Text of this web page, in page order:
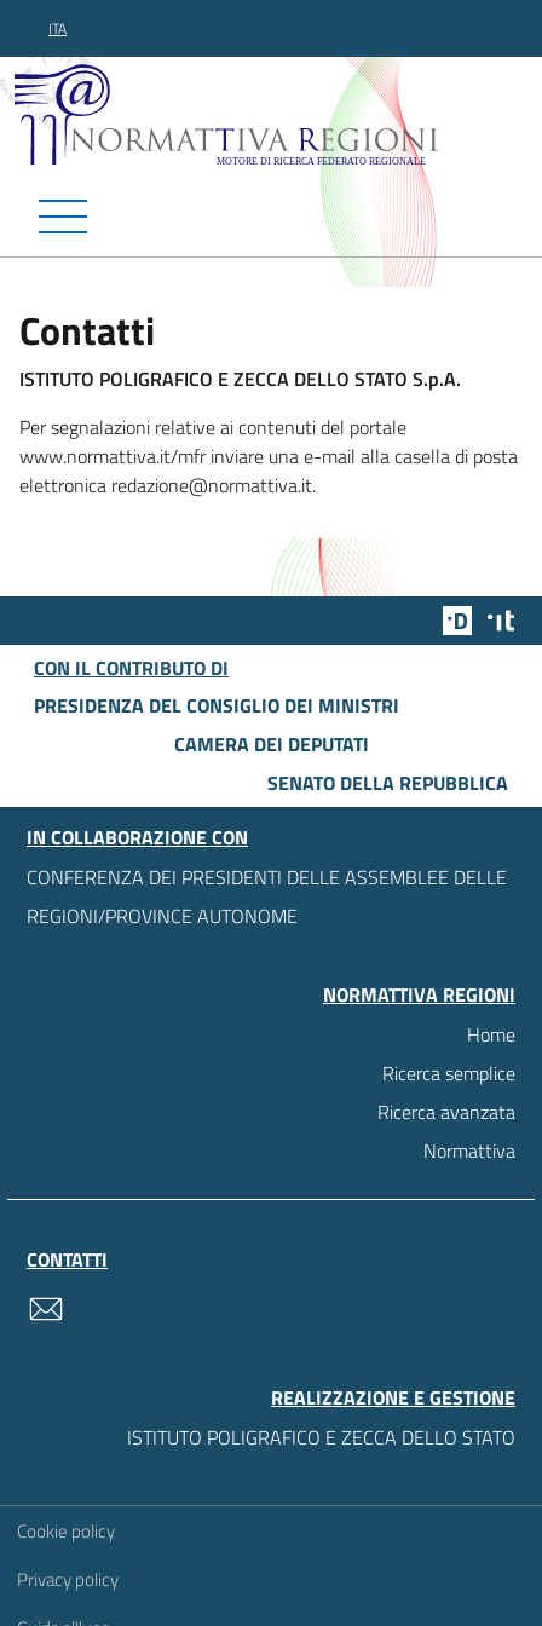
ITA
Normattiva Regioni -
Contatti
ISTITUTO POLIGRAFICO E ZECCA DELLO STATO S.p.A.
Per segnalazioni relative ai contenuti del portale
www.normattiva.it/mfr inviare una e-mail alla casella di posta
elettronica redazione@normattiva.it.
Team
CON IL CONTRIBUTO DI
PRESIDENZA DEL CONSIGLIO DEI MINISTRI
CAMERA DEI DEPUTATI
SENATO DELLA REPUBBLICA
IN COLLABORAZIONE CON
CONFERENZA DEI PRESIDENTI DELLE ASSEMBLEE DELLE
REGIONI/PROVINCE AUTONOME
NORMATTIVA REGIONI
Home
Ricerca semplice
Ricerca avanzata
Normattiva
CONTATTI
REALIZZAZIONE E GESTIONE
ISTITUTO POLIGRAFICO E ZECCA DELLO STATO
Sezione Link Utili
Cookie policy
Privacy policy